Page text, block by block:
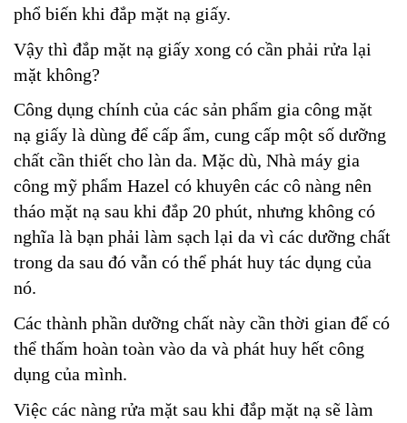
phổ biến khi đắp mặt nạ giấy.
Vậy thì đắp mặt nạ giấy xong có cần phải rửa lại
mặt không?
Công dụng chính của các sản phẩm gia công mặt
nạ giấy là dùng để cấp ẩm, cung cấp một số dưỡng
chất cần thiết cho làn da. Mặc dù, Nhà máy gia
công mỹ phẩm Hazel có khuyên các cô nàng nên
tháo mặt nạ sau khi đắp 20 phút, nhưng không có
nghĩa là bạn phải làm sạch lại da vì các dưỡng chất
trong da sau đó vẫn có thể phát huy tác dụng của
nó.
Các thành phần dưỡng chất này cần thời gian để có
thể thấm hoàn toàn vào da và phát huy hết công
dụng của mình.
Việc các nàng rửa mặt sau khi đắp mặt nạ sẽ làm